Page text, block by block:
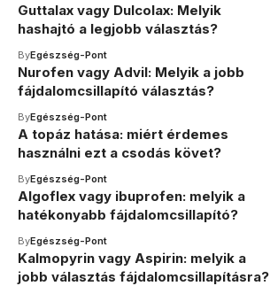
Guttalax vagy Dulcolax: Melyik
hashajtó a legjobb választás?
ByEgészség-Pont
Nurofen vagy Advil: Melyik a jobb
fájdalomcsillapító választás?
ByEgészség-Pont
A topáz hatása: miért érdemes
használni ezt a csodás követ?
ByEgészség-Pont
Algoflex vagy ibuprofen: melyik a
hatékonyabb fájdalomcsillapító?
ByEgészség-Pont
Kalmopyrin vagy Aspirin: melyik a
jobb választás fájdalomcsillapításra?